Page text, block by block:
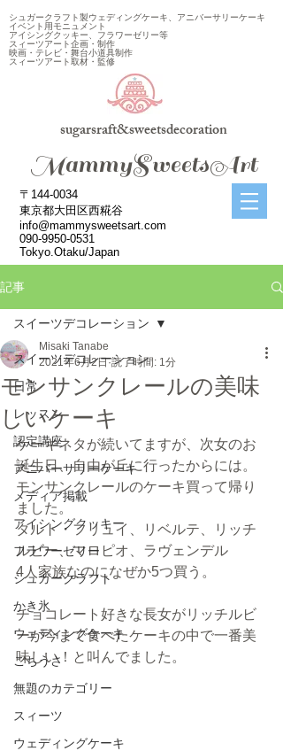
シュガークラフト製ウェディングケーキ、アニバーサリーケーキ
イベント用モニュメント
アイシングクッキー、フラワーゼリー等
スィーツアート企画・制作
映画・テレビ・舞台小道具制作
スィーツアート取材・監修
sugarsraft&sweetsdecoration
​MammySweetsArt
〒144-0034
東京都大田区西糀谷
info@mammysweetsart.com
090-9950-0531
Tokyo.Otaku/Japan
記事
スイーツデコレーション
日常
レッスン
認定講座
アニバーサリーケーキ
メディア掲載
アイシングクッキー
フラワーゼリー
シュガークラフト
かき氷
ウェディングケーキ
ごちうさ
無題のカテゴリー
スィーツ
ウェディングケーキ
スイーツデコレーション
モンサンクレールの美味
しいケーキ
Misaki Tanabe
2021年6月2日 読了時間: 1分
ケーキネタが続いてますが、次女のお
誕生日、自由が丘に行ったからには。
モンサンクレールのケーキ買って帰り
ました。
タルト・フリュイ、リベルテ、リッチ
ルビー、マロピオ、ラヴェンデル
4人家族なのになぜか5つ買う。
チョコレート好きな長女がリッチルビ
ーが今まで食べたケーキの中で一番美
味しい！と叫んでました。